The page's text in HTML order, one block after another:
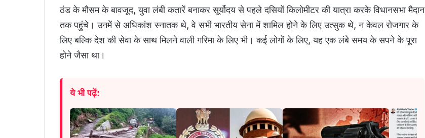
ठंड के मौसम के बावजूद, युवा लंबी कतारें बनाकर सूर्योदय से पहले दसियों किलोमीटर की यात्रा करके विधानसभा मैदान
तक पहुंचे। उनमें से अधिकांश स्नातक थे, वे सभी भारतीय सेना में शामिल होने के लिए उत्सुक थे, न केवल रोजगार के
लिए बल्कि देश की सेवा के साथ मिलने वाली गरिमा के लिए भी। कई लोगों के लिए, यह एक लंबे समय के सपने के पूरा
होने जैसा था।
ये भी पढ़ें: